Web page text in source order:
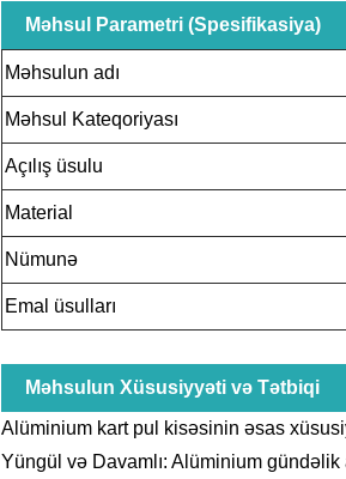
Məhsul Parametri (Spesifikasiya)
Məhsulun adı
Məhsul Kateqoriyası
Açılış üsulu
Material
Nümunə
Emal üsulları
Məhsulun Xüsusiyyəti və Tətbiqi
Alüminium kart pul kisəsinin əsas
Yüngül və Davamlı: Alüminium gündəlik